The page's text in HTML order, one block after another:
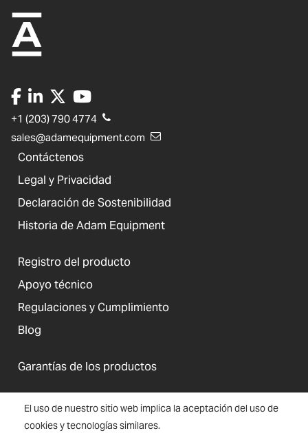
El uso de nuestro sitio web implica la aceptación del uso de
cookies y tecnologías similares.
+1 (203) 790 4774
sales@adamequipment.com
Contáctenos
Legal y Privacidad
Declaración de Sostenibilidad
Historia de Adam Equipment
Registro del producto
Apoyo técnico
Regulaciones y Cumplimiento
Blog
Garantías de los productos
Estados Unidos